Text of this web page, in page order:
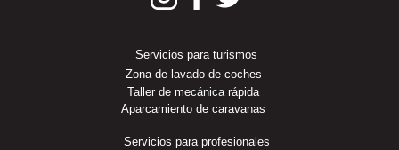
Servicios para turismos
Zona de lavado de coches
Taller de mecánica rápida
Aparcamiento de caravanas
Servicios para profesionales